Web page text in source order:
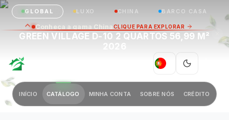
GLOBAL LUXO CHINA BARCO CASA
PT
INÍCIO CATÁLOGO MINHA CONTA SOBRE NÓS CRÉDITO
GREEN VILLAGE D-10 2 QUARTOS 56,99 M²
1 / 15
Conheça a gama ChinaCLIQUE PARA EXPLORAR